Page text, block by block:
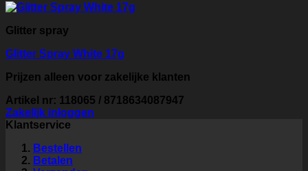
Glitter spray
Glitter Spray White 17g
Prijzen alleen voor zakelijke klanten
Artikel nr: 118065 / 8718634087947
Zakelijk inloggen
Klantservice
Bestellen
Betalen